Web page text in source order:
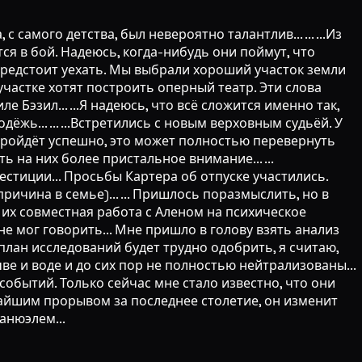
самого детства, был невероятно талантлив... ... ...Из
в бой. Надеюсь, когда-нибудь они поймут, что
уехать. Мы выбрали хороший участок земли
хотят построить оперный театр. Эти слова
Бэзил... ...Я надеюсь, что всё сложится именно так,
... ...Встретились с новым верховным судьёй. У
успешно, это может полностью перевернуть
на них более пристальное внимание... ...
Просьбы Картера об отпуске участились.
в семье)... ... Пришлось поразмыслить, но в
совместная работа с Аленом на психическое
мог говорить... Мне пришло в голову взять анализ
исследований будет трудно одобрить, я считаю,
и воде и до сих пор не полностью нейтрализованы...
Только сейчас мне стало известно, что они
прорывом за последнее столетие, он изменит